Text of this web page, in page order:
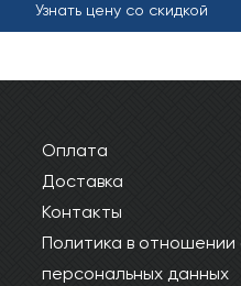
Узнать цену со скидкой
Оплата
Доставка
Контакты
Политика в отношении
персональных данных